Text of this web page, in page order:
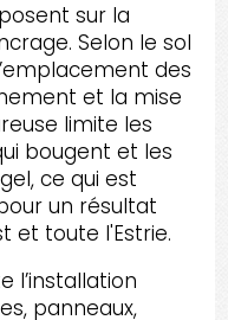
sur la
Selon le sol
des
et la mise
limite les
bougent et les
ce qui est
un résultat
et toute l'Estrie.
l’installation
panneaux,